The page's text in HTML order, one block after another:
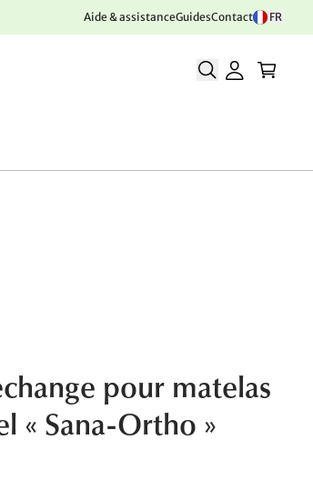
Aide & assistanceGuidesContact FR
pour matelas
« Sana-Ortho »